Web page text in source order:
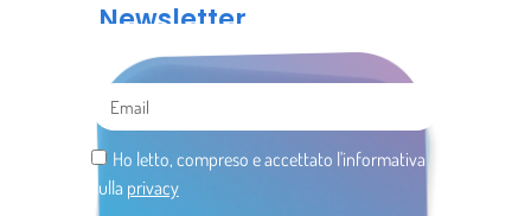
Newsletter
Ho letto, compreso e accettato l'informativa
sulla privacy